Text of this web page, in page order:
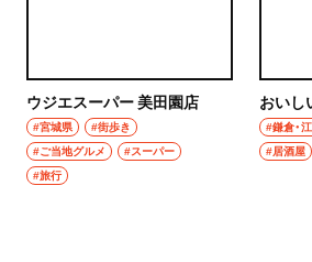
ウジエスーパー 美田園店
#宮城県
#街歩き
#ご当地グルメ
#スーパー
#旅行
おいし
#鎌倉・
#居酒屋